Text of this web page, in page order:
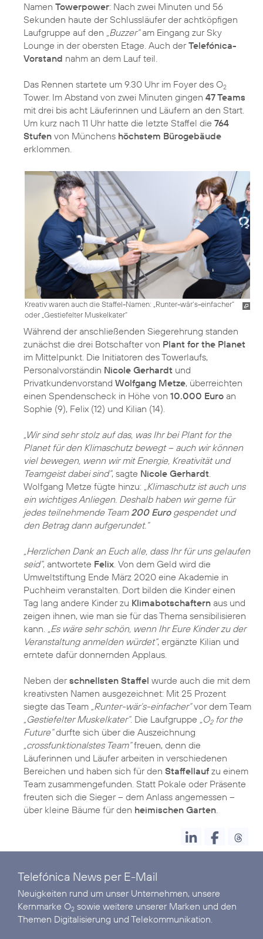
Namen Towerpower: Nach zwei Minuten und 56
Sekunden haute der Schlussläufer der achtköpfigen
Laufgruppe auf den „Buzzer“am Eingang zur Sky
Lounge in der obersten Etage. Auch derTelefónica-
Vorstand nahm an dem Lauf teil.
Das Rennen startete um 9.30 Uhr im Foyer des O2
Tower. Im Abstand von zwei Minuten gingen 47 Teams
mit drei bis acht Läuferinnen und Läufern an den Start.
Um kurz nach 11 Uhr hatte die letzte Staffel die 764
Stufen von Münchens höchstem Bürogebäude
erklommen.
Kreativ waren auch die Staffel-Namen: „Runter-wär‘s-einfacher“
oder „Gestiefelter Muskelkater“
Während der anschließenden Siegerehrung standen
zunächst die drei Botschafter von Plant for the Planet
im Mittelpunkt. Die Initiatoren des Towerlaufs,
Personalvorständin Nicole Gerhardt und
Privatkundenvorstand Wolfgang Metze, überreichten
einen Spendenscheck in Höhe von 10.000 Euro an
Sophie (9), Felix (12) und Kilian (14).
„Wir sind sehr stolz auf das, was Ihr bei Plant for the
Planet für den Klimaschutz bewegt – auch wir können
viel bewegen, wenn wir mit Energie, Kreativität und
Teamgeist dabei sind“, sagte Nicole Gerhardt
Wolfgang Metze fügte hinzu: „Klimaschutz ist auch uns
ein wichtiges Anliegen. Deshalb haben wir gerne für
jedes teilnehmende Team 200 Eurogespendet und
den Betrag dann aufgerundet.“
„Herzlichen Dank an Euch alle, dass Ihr für uns gelaufen
seid“, antwortete Felix . Von dem Geld wird die
Umweltstiftung Ende März 2020 eine Akademie in
Puchheim veranstalten. Dort bilden die Kinder einen
Tag lang andere Kinder zu Klimabotschaftern aus und
zeigen ihnen, wie man sie für das Thema sensibilisieren
kann.
„Es wäre sehr schön, wenn Ihr Eure Kinder zu der
Veranstaltung anmelden würdet“, ergänzte Kilian und
erntete dafür donnernden Applaus.
Neben derschnellsten Staffel wurde auch die mit dem
kreativsten Namen ausgezeichnet: Mit 25 Prozent
siegte das Team „Runter-wär‘s-einfacher“vor dem Team
„Gestiefelter Muskelkater“. Die Laufgruppe „O2for the
Future“durfte sich über die Auszeichnung
„crossfunktionalstes Team“freuen, denn die
Läuferinnen und Läufer arbeiten in verschiedenen
Bereichen und haben sich für den Staffellauf zu einem
Team zusammengefunden. Statt Pokale oder Präsente
freuten sich die Sieger – dem Anlass angemessen –
über kleine Bäume für den heimischen Garten
Telefónica News per E-Mail
Neuigkeiten rund um unser Unternehmen, unsere
Kernmarke O2 sowie weitere unserer Marken und den
Themen Digitalisierung und Telekommunikation.